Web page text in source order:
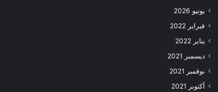
يونيو 2026
فبراير 2022
يناير 2022
ديسمبر 2021
نوفمبر 2021
أكتوبر 2021